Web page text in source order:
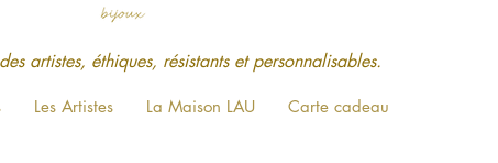
artistes, éthiques, résistants et personnalisables.​
Les Artistes La Maison LAU Carte cadeau